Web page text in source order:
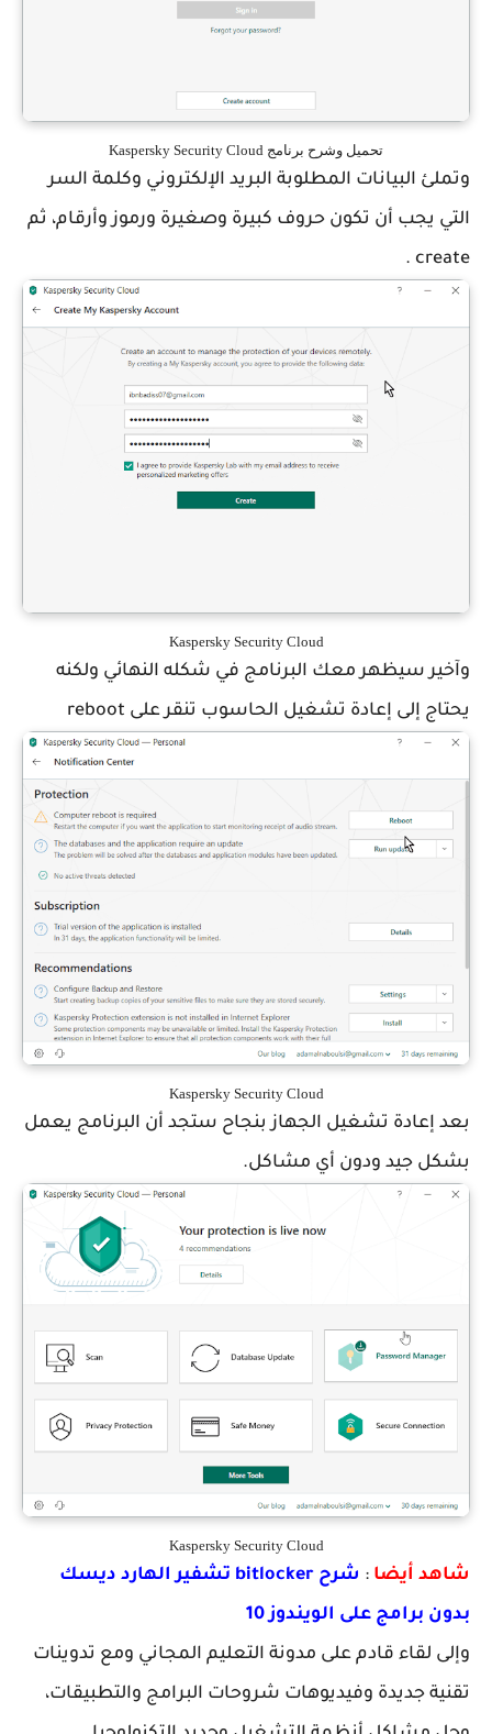
تحميل وشرح برنامج Kaspersky Security Cloud
وتملئ البيانات المطلوبة البريد الإلكتروني وكلمة السر
التي يجب أن تكون حروف كبيرة وصغيرة ورموز وأرقام، ثم
create .
Kaspersky Security Cloud
وآخير سيظهر معك البرنامج في شكله النهائي ولكنه
يحتاج إلى إعادة تشغيل الحاسوب تنقر على reboot
Kaspersky Security Cloud
بعد إعادة تشغيل الجهاز بنجاح ستجد أن البرنامج يعمل
بشكل جيد ودون أي مشاكل.
Kaspersky Security Cloud
شاهد أيضا :
شرح bitlocker تشفير الهارد ديسك
بدون برامج على الويندوز 10
وإلى لقاء قادم على مدونة التعليم المجاني ومع تدوينات
تقنية جديدة وفيديوهات شروحات البرامج والتطبيقات،